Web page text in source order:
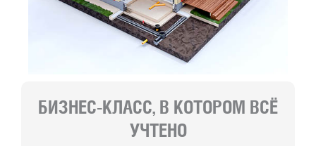
БИЗНЕС-КЛАСС, В КОТОРОМ ВСЁ
УЧТЕНО